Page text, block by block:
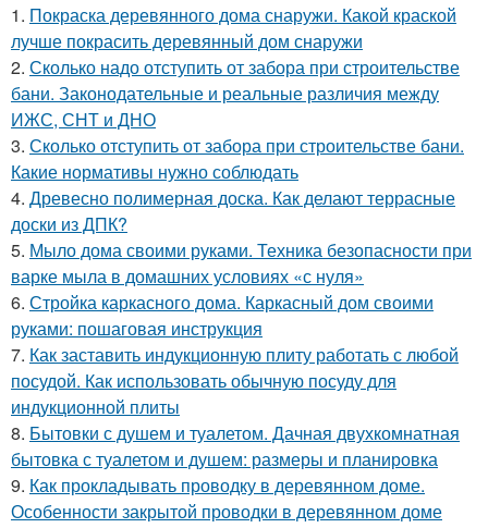
1. Покраска деревянного дома снаружи. Какой краской
лучше покрасить деревянный дом снаружи
2. Сколько надо отступить от забора при строительстве
бани. Законодательные и реальные различия между
ИЖС, СНТ и ДНО
3. Сколько отступить от забора при строительстве бани.
Какие нормативы нужно соблюдать
4. Древесно полимерная доска. Как делают террасные
доски из ДПК?
5. Мыло дома своими руками. Техника безопасности при
варке мыла в домашних условиях «с нуля»
6. Стройка каркасного дома. Каркасный дом своими
руками: пошаговая инструкция
7. Как заставить индукционную плиту работать с любой
посудой. Как использовать обычную посуду для
индукционной плиты
8. Бытовки с душем и туалетом. Дачная двухкомнатная
бытовка с туалетом и душем: размеры и планировка
9. Как прокладывать проводку в деревянном доме.
Особенности закрытой проводки в деревянном доме